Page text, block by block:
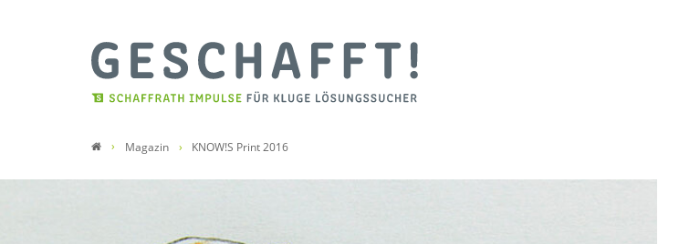
Magazin KNOW!S Print 2016